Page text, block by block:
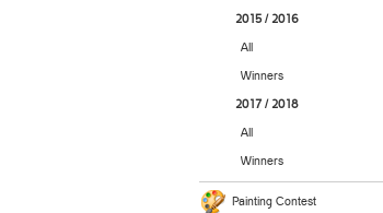
2015 / 2016
All
Winners
2017 / 2018
All
Winners
Painting Contest